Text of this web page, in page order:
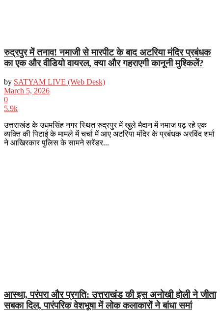
रुद्रपुर में तनाव! नमाजी से मारपीट के बाद अटरिया मंदिर प्रबंधक
का एक और वीडियो वायरल, क्या और गहराएगी कानूनी मुश्किलें?
by SATYAM LIVE (Web Desk)
March 5, 2026
0
5.9k
उत्तराखंड के उधमसिंह नगर स्थित रुद्रपुर में खुले मैदान में नमाज पढ़ रहे एक
व्यक्ति की पिटाई के मामले में चर्चा में आए अटरिया मंदिर के प्रबंधक अरविंद शर्मा
ने आखिरकार पुलिस के सामने सरेंडर...
आस्था, परंपरा और प्रगति: उत्तराखंड की इस अनोखी होली ने जीता
सबका दिल, पारंपरिक वेशभूषा में लोक कलाकारों ने बांधा समां